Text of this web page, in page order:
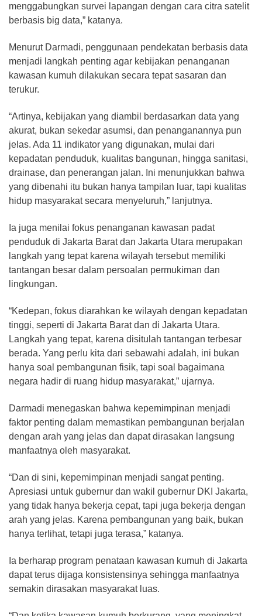
menggabungkan survei lapangan dengan cara citra satelit
berbasis big data,” katanya.
Menurut Darmadi, penggunaan pendekatan berbasis data
menjadi langkah penting agar kebijakan penanganan
kawasan kumuh dilakukan secara tepat sasaran dan
terukur.
“Artinya, kebijakan yang diambil berdasarkan data yang
akurat, bukan sekedar asumsi, dan penanganannya pun
jelas. Ada 11 indikator yang digunakan, mulai dari
kepadatan penduduk, kualitas bangunan, hingga sanitasi,
drainase, dan penerangan jalan. Ini menunjukkan bahwa
yang dibenahi itu bukan hanya tampilan luar, tapi kualitas
hidup masyarakat secara menyeluruh,” lanjutnya.
Ia juga menilai fokus penanganan kawasan padat
penduduk di Jakarta Barat dan Jakarta Utara merupakan
langkah yang tepat karena wilayah tersebut memiliki
tantangan besar dalam persoalan permukiman dan
lingkungan.
“Kedepan, fokus diarahkan ke wilayah dengan kepadatan
tinggi, seperti di Jakarta Barat dan di Jakarta Utara.
Langkah yang tepat, karena disitulah tantangan terbesar
berada. Yang perlu kita dari sebawahi adalah, ini bukan
hanya soal pembangunan fisik, tapi soal bagaimana
negara hadir di ruang hidup masyarakat,” ujarnya.
Darmadi menegaskan bahwa kepemimpinan menjadi
faktor penting dalam memastikan pembangunan berjalan
dengan arah yang jelas dan dapat dirasakan langsung
manfaatnya oleh masyarakat.
“Dan di sini, kepemimpinan menjadi sangat penting.
Apresiasi untuk gubernur dan wakil gubernur DKI Jakarta,
yang tidak hanya bekerja cepat, tapi juga bekerja dengan
arah yang jelas. Karena pembangunan yang baik, bukan
hanya terlihat, tetapi juga terasa,” katanya.
Ia berharap program penataan kawasan kumuh di Jakarta
dapat terus dijaga konsistensinya sehingga manfaatnya
semakin dirasakan masyarakat luas.